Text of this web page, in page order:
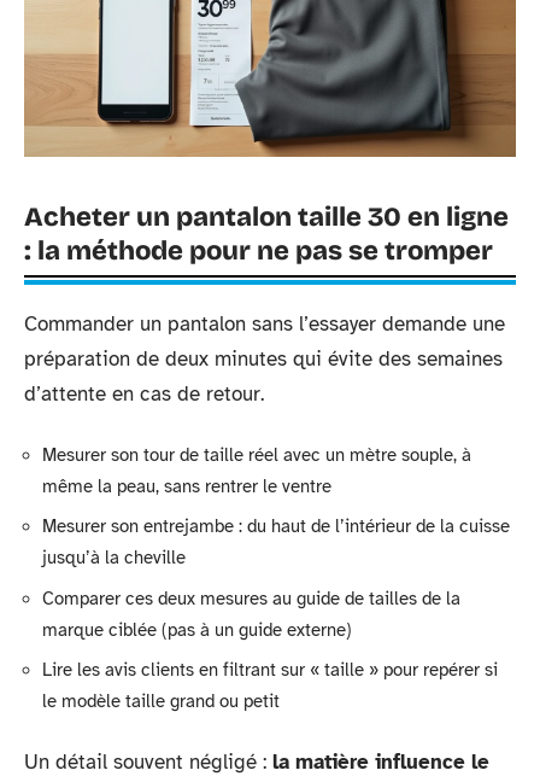
Acheter un pantalon taille 30 en ligne
: la méthode pour ne pas se tromper
Commander un pantalon sans l’essayer demande une
préparation de deux minutes qui évite des semaines
d’attente en cas de retour.
Mesurer son tour de taille réel avec un mètre souple, à
même la peau, sans rentrer le ventre
Mesurer son entrejambe : du haut de l’intérieur de la cuisse
jusqu’à la cheville
Comparer ces deux mesures au guide de tailles de la
marque ciblée (pas à un guide externe)
Lire les avis clients en filtrant sur « taille » pour repérer si
le modèle taille grand ou petit
Un détail souvent négligé : la matière influence le